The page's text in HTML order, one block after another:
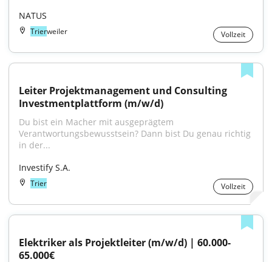
NATUS
Trierweiler Vollzeit
Leiter Projektmanagement und Consulting
Investmentplattform (m/w/d)
Du bist ein Macher mit ausgeprägtem
Verantwortungsbewusstsein? Dann bist Du genau richtig
in der...
Investify S.A.
Trier Vollzeit
Elektriker als Projektleiter (m/w/d) | 60.000-
65.000€